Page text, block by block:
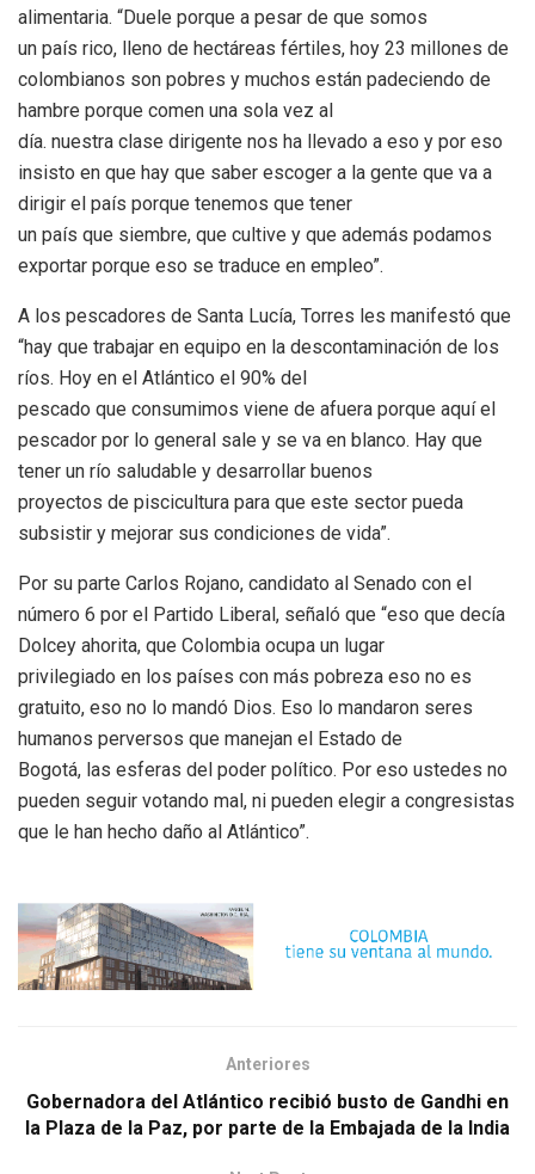
alimentaria. “Duele porque a pesar de que somos
un país rico, lleno de hectáreas fértiles, hoy 23 millones de
colombianos son pobres y muchos están padeciendo de
hambre porque comen una sola vez al
día. nuestra clase dirigente nos ha llevado a eso y por eso
insisto en que hay que saber escoger a la gente que va a
dirigir el país porque tenemos que tener
un país que siembre, que cultive y que además podamos
exportar porque eso se traduce en empleo”.
A los pescadores de Santa Lucía, Torres les manifestó que
“hay que trabajar en equipo en la descontaminación de los
ríos. Hoy en el Atlántico el 90% del
pescado que consumimos viene de afuera porque aquí el
pescador por lo general sale y se va en blanco. Hay que
tener un río saludable y desarrollar buenos
proyectos de piscicultura para que este sector pueda
subsistir y mejorar sus condiciones de vida”.
Por su parte Carlos Rojano, candidato al Senado con el
número 6 por el Partido Liberal, señaló que “eso que decía
Dolcey ahorita, que Colombia ocupa un lugar
privilegiado en los países con más pobreza eso no es
gratuito, eso no lo mandó Dios. Eso lo mandaron seres
humanos perversos que manejan el Estado de
Bogotá, las esferas del poder político. Por eso ustedes no
pueden seguir votando mal, ni pueden elegir a congresistas
que le han hecho daño al Atlántico”.
Anteriores
Gobernadora del Atlántico recibió busto de Gandhi en
la Plaza de la Paz, por parte de la Embajada de la India